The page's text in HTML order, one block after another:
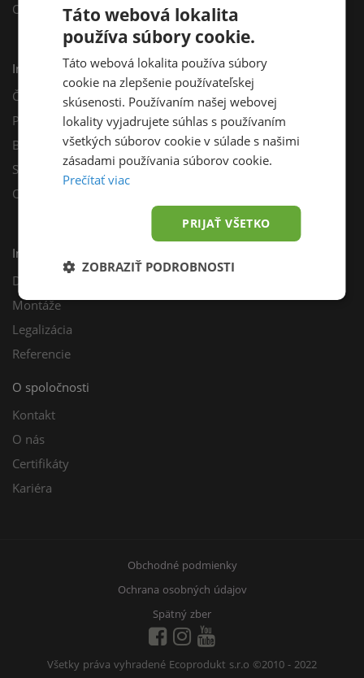
Odberné miesta
Informácie
Často kladené otázky
Poradňa
Blog
Sprievodca výberom fotovoltiky
Odporúčací program
Inštalácie
Dotácie
Montáže
Legalizácia
Referencie
O spoločnosti
Kontakt
O nás
Certifikáty
Kariéra
Obchodné podmienky
Ochrana osobných údajov
Spätný zber
Všetky práva vyhradené Ecoprodukt s.r.o ©2010 - 2022
Táto webová lokalita
používa súbory cookie.
Táto webová lokalita používa súbory
cookie na zlepšenie používateľskej
skúsenosti. Používaním našej webovej
lokality vyjadrujete súhlas s používaním
všetkých súborov cookie v súlade s našimi
zásadami používania súborov cookie.
Prečítať viac
PRIJAŤ VŠETKO
ZOBRAZIŤ PODROBNOSTI